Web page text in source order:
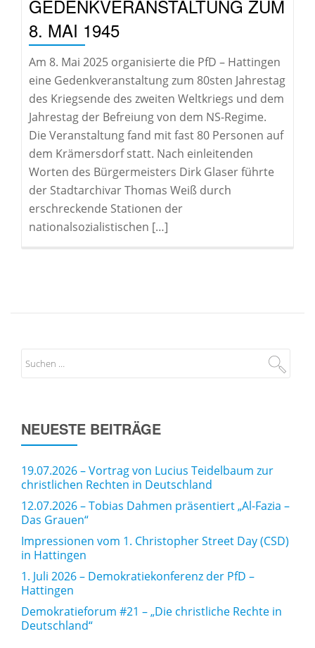
GEDENKVERANSTALTUNG ZUM
8. MAI 1945
Am 8. Mai 2025 organisierte die PfD – Hattingen
eine Gedenkveranstaltung zum 80sten Jahrestag
des Kriegsende des zweiten Weltkriegs und dem
Jahrestag der Befreiung von dem NS-Regime.
Die Veranstaltung fand mit fast 80 Personen auf
dem Krämersdorf statt. Nach einleitenden
Worten des Bürgermeisters Dirk Glaser führte
der Stadtarchivar Thomas Weiß durch
erschreckende Stationen der
nationalsozialistischen […]
NEUESTE BEITRÄGE
19.07.2026 – Vortrag von Lucius Teidelbaum zur
christlichen Rechten in Deutschland
12.07.2026 – Tobias Dahmen präsentiert „Al-Fazia –
Das Grauen“
Impressionen vom 1. Christopher Street Day (CSD)
in Hattingen
1. Juli 2026 – Demokratiekonferenz der PfD –
Hattingen
Demokratieforum #21 – „Die christliche Rechte in
Deutschland“